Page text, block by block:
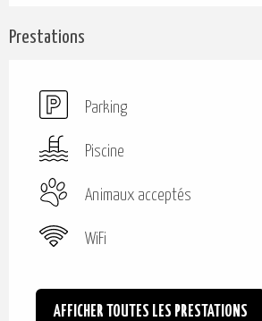
Prestations
Parking
Piscine
Animaux acceptés
WiFi
AFFICHER TOUTES LES PRESTATIONS